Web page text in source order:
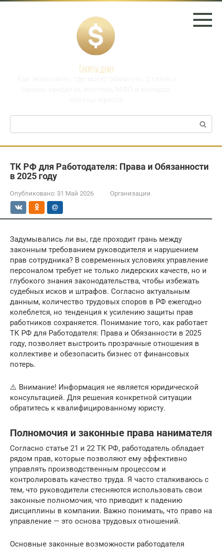
Перейти
Секреты денег
Поиск:
ТК РФ для Работодателя: Права и Обязанности
в 2025 году
Опубликовано: 31 Май 2026 Организации
Задумывались ли вы, где проходит грань между
законным требованием руководителя и нарушением
прав сотрудника? В современных условиях управление
персоналом требует не только лидерских качеств, но и
глубокого знания законодательства, чтобы избежать
судебных исков и штрафов. Согласно актуальным
данным, количество трудовых споров в РФ ежегодно
колеблется, но тенденция к усилению защиты прав
работников сохраняется. Понимание того, как работает
ТК РФ для Работодателя: Права и Обязанности в 2025
году, позволяет выстроить прозрачные отношения в
коллективе и обезопасить бизнес от финансовых
потерь.
⚠️ Внимание! Информация не является юридической
консультацией. Для решения конкретной ситуации
обратитесь к квалифицированному юристу.
Полномочия и законные права нанимателя
Согласно статье 21 и 22 ТК РФ, работодатель обладает
рядом прав, которые позволяют ему эффективно
управлять производственным процессом и
контролировать качество труда. Я часто сталкиваюсь с
тем, что руководители стесняются использовать свои
законные полномочия, что приводит к падению
дисциплины в компании. Важно понимать, что право на
управление — это основа трудовых отношений.
Основные законные возможности работодателя